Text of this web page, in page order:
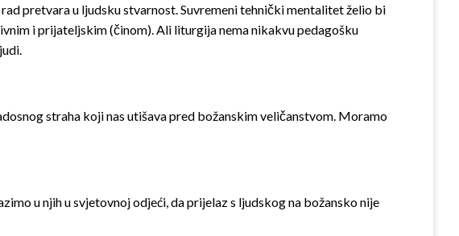
pretvara u ljudsku stvarnost. Suvremeni tehnički mentalitet želio bi
i prijateljskim (činom). Ali liturgija nema nikakvu pedagošku
straha koji nas utišava pred božanskim veličanstvom. Moramo
u njih u svjetovnoj odjeći, da prijelaz s ljudskog na božansko nije